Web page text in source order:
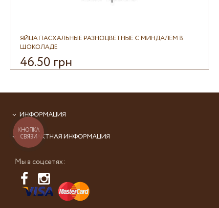
ЯЙЦА ПАСХАЛЬНЫЕ РАЗНОЦВЕТНЫЕ С МИНДАЛЕМ В
ШОКОЛАДЕ
46.50 грн
ИНФОРМАЦИЯ
Мы в соцсетях:
КОНТАКТНАЯ ИНФОРМАЦИЯ
КНОПКА
СВЯЗИ